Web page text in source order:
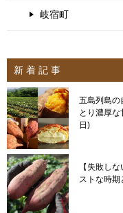
岐宿町
新 着 記 事
五島列島の
とり濃厚
日
【失敗し
ストな時